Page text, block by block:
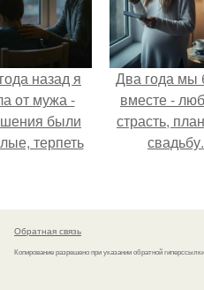
назад я
от мужа -
были
терпеть
Два года мы
вместе -
страсть,
свадьбу.
Обратная связь
Копирование разрешено при указании обратной